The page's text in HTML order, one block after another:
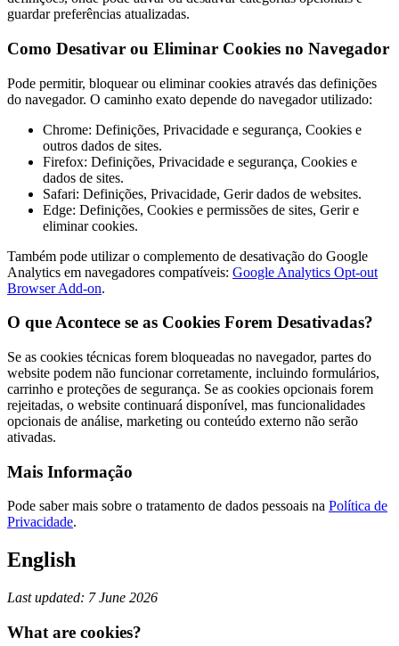
guardar preferências atualizadas.
Como Desativar ou Eliminar Cookies no Navegador
Pode permitir, bloquear ou eliminar cookies através das definições
do navegador. O caminho exato depende do navegador utilizado:
Chrome: Definições, Privacidade e segurança, Cookies e
outros dados de sites.
Firefox: Definições, Privacidade e segurança, Cookies e
dados de sites.
Safari: Definições, Privacidade, Gerir dados de websites.
Edge: Definições, Cookies e permissões de sites, Gerir e
eliminar cookies.
Também pode utilizar o complemento de desativação do Google
Analytics em navegadores compatíveis: Google Analytics Opt-out
Browser Add-on.
O que Acontece se as Cookies Forem Desativadas?
Se as cookies técnicas forem bloqueadas no navegador, partes do
website podem não funcionar corretamente, incluindo formulários,
carrinho e proteções de segurança. Se as cookies opcionais forem
rejeitadas, o website continuará disponível, mas funcionalidades
opcionais de análise, marketing ou conteúdo externo não serão
ativadas.
Mais Informação
Pode saber mais sobre o tratamento de dados pessoais na Política de
Privacidade.
English
Last updated: 7 June 2026
What are cookies?